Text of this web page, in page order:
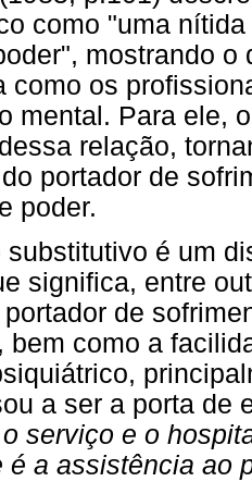
como "uma
mostrando
como os
mental. Para ele,
relação,
portador de
poder.
substitutivo é um
significa, entre
de
bem como a
a ser a porta de
o serviço e o
é a assistência ao